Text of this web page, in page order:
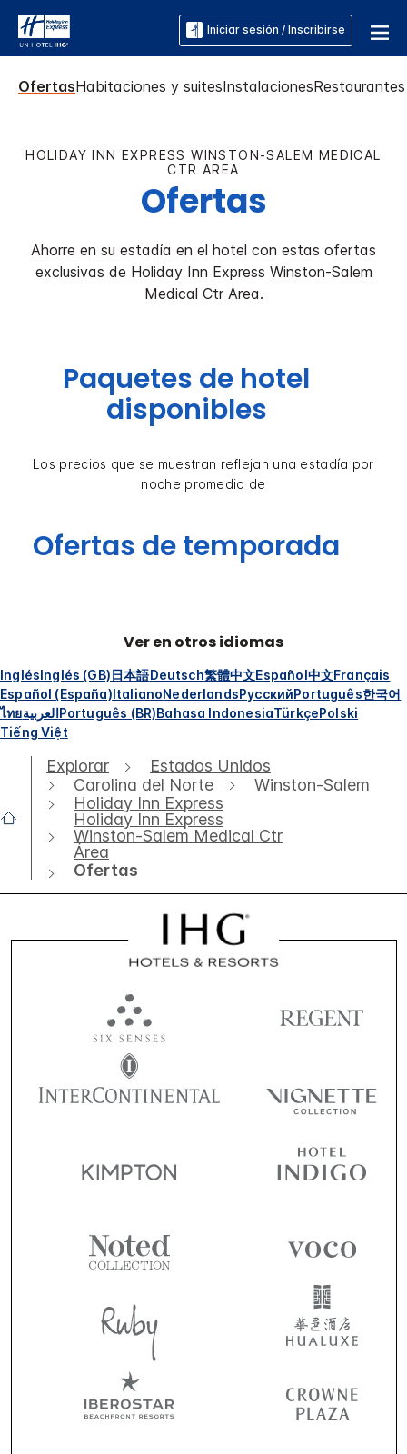
Iniciar sesión / Inscribirse
OfertasHabitaciones y suitesInstalaciones
HOLIDAY INN EXPRESS WINSTON-SALEM MEDICAL
CTR AREA
Ofertas
Ahorre en su estadía en el hotel con estas ofertas
exclusivas de Holiday Inn Express Winston-Salem
Medical Ctr Area.
Paquetes de hotel
disponibles
Los precios que se muestran reflejan una estadía por
noche promedio de
Ofertas de temporada
Ver en otros idiomas
InglésInglés (GB)日本語Deutsch繁體中文Español中文Français
Español (España)ItalianoNederlandsРусскийPortuguês한국어
ไทยالعربيةPortuguês (BR)Bahasa IndonesiaTürkçePolski
Tiếng Việt
Explorar
Estados Unidos
Carolina del Norte
Winston-Salem
Holiday Inn Express
Holiday Inn Express
Winston-Salem Medical Ctr
Área
Ofertas